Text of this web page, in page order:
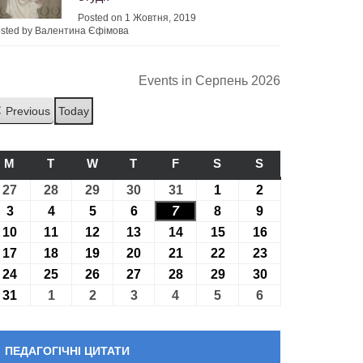
Posted on 1 Жовтня, 2019
by Валентина Єфімова
Events in Серпень 2026
Previous Today
M ПОНЕДІЛОК
T ВІВТОРОК
WСЕРЕДА
T ЧЕТВЕР
FП’ЯТНИЦЯ
S СУБОТА
S
27 27.07.2026
28 28.07.2026
29 29.07.2026
30 30.07.2026
3131.07.2026
1 01.08.2026
2
303.08.2026
404.08.2026
505.08.2026
606.08.2026
707.08.2026
8 08.08.2026
9
10 10.08.2026
11 11.08.2026
12 12.08.2026
13 13.08.2026
1414.08.2026
1515.08.2026
1616.08.2026
17 17.08.2026
18 18.08.2026
19 19.08.2026
20 20.08.2026
2121.08.2026
2222.08.2026
2323.08.2026
24 24.08.2026
25 25.08.2026
26 26.08.2026
27 27.08.2026
2828.08.2026
2929.08.2026
3030.08.2026
31 31.08.2026
101.09.2026
202.09.2026
303.09.2026
4 04.09.2026
5 05.09.2026
6
ПЕДАГОГІЧНІ ЦИТАТИ